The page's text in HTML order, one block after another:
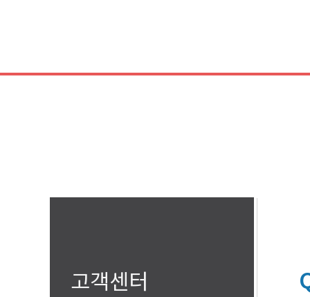
로
고객센터